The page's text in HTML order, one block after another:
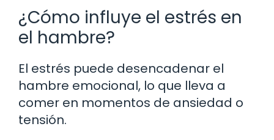
¿Cómo influye el estrés en
el hambre?
El estrés puede desencadenar el
hambre emocional, lo que lleva a
comer en momentos de ansiedad o
tensión.